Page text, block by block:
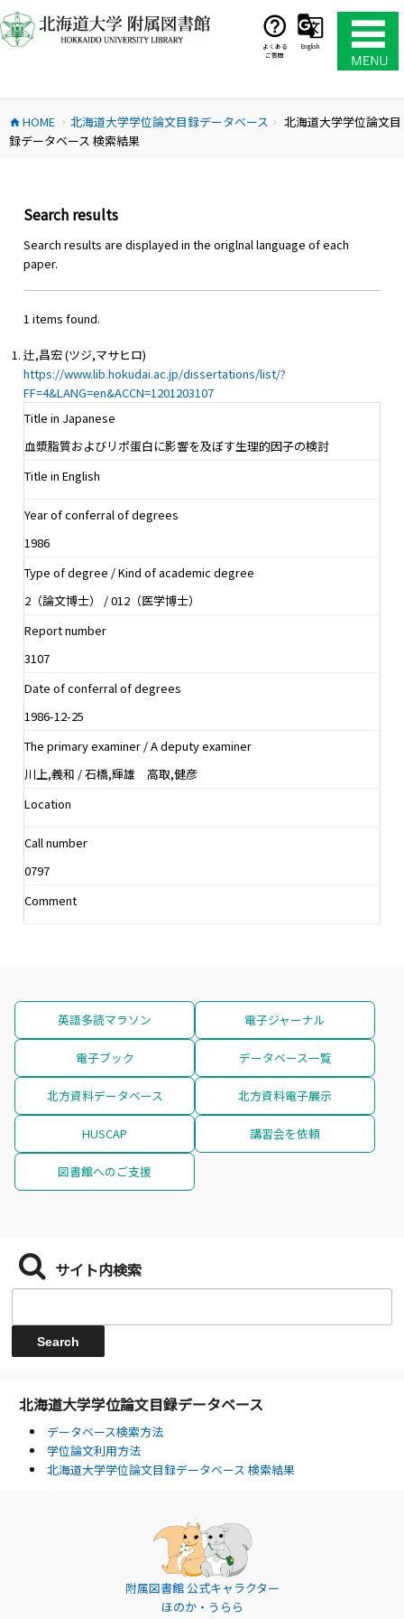
ン
テ
ス
キ
よくある
ご質問
English
home HOME chevron_right 北海道大学学位論文目録データベース chevron_right
北海道大学学位論文目
録データベース 検索結果
Search results
Search results are displayed in the origlnal language of each
paper.
1 items found.
辻,昌宏 (ツジ,マサヒロ)
https://www.lib.hokudai.ac.jp/dissertations/list/?
FF=4&LANG=en&ACCN=1201203107
Title in Japanese
血漿脂質およびリポ蛋白に影響を及ぼす生理的因子の検討
Title in English
Year of conferral of degrees
1986
Type of degree / Kind of academic degree
2（論文博士） / 012（医学博士）
Report number
3107
Date of conferral of degrees
1986-12-25
The primary examiner / A deputy examiner
川上,義和 / 石橋,輝雄 高取,健彦
Location
Call number
0797
Comment
英語多読マラソン 電子ジャーナル
電子ブック データベース一覧
北方資料データベース 北方資料電子展示
HUSCAP 講習会を依頼
図書館へのご支援
サイト内検索
北海道大学学位論文目録データベース
データベース検索方法
学位論文利用方法
北海道大学学位論文目録データベース 検索結果
附属図書館 公式キャラクター
ほのか・うらら